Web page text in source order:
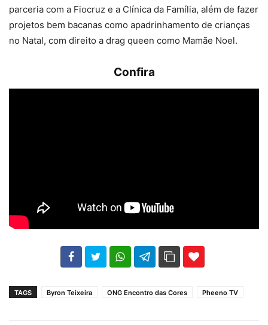
parceria com a Fiocruz e a Clínica da Família, além de fazer
projetos bem bacanas como apadrinhamento de crianças
no Natal, com direito a drag queen como Mamãe Noel.
Confira
102 35
TAGS Byron Teixeira ONG Encontro das Cores Pheeno TV